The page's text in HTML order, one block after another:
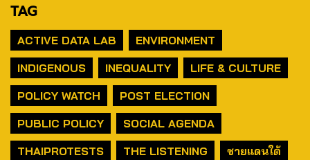
TAG
ACTIVE DATA LAB
ENVIRONMENT
INDIGENOUS
INEQUALITY
LIFE & CULTURE
POLICY WATCH
POST ELECTION
PUBLIC POLICY
SOCIAL AGENDA
THAIPROTESTS
THE LISTENING
ชายแดนใต้